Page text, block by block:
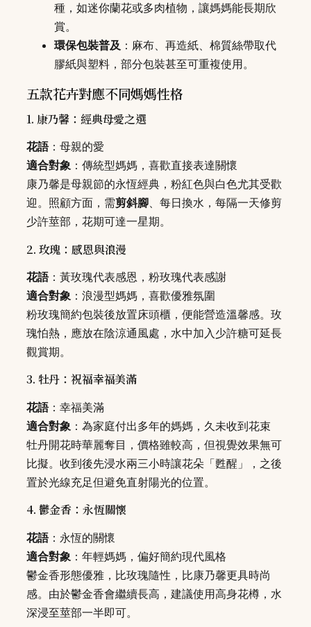
種，如迷你蘭花或多肉植物，讓媽媽能長期欣
賞。
環保包裝普及 ：麻布、再造紙、棉質絲帶取代
膠紙與塑料，部分包裝甚至可重複使用。
五款花卉對應不同媽媽性格
1. 康乃馨：經典母愛之選
花語：母親的愛
適合對象 ：傳統型媽媽，喜歡直接表達關懷
康乃馨是母親節的永恆經典，粉紅色與白色尤其受歡
迎。照顧方面，需剪斜腳、每日換水，每隔一天修剪
少許莖部，花期可達一星期。
2. 玫瑰：感恩與浪漫
花語：黃玫瑰代表感恩，粉玫瑰代表感謝
適合對象 ：浪漫型媽媽，喜歡優雅氛圍
粉玫瑰簡約包裝後放置床頭櫃，便能營造溫馨感。玫
瑰怕熱，應放在陰涼通風處，水中加入少許糖可延長
觀賞期。
3. 牡丹：祝福幸福美滿
花語：幸福美滿
適合對象 ：為家庭付出多年的媽媽，久未收到花束
牡丹開花時華麗奪目，價格雖較高，但視覺效果無可
比擬。收到後先浸水兩三小時讓花朵「甦醒」，之後
置於光線充足但避免直射陽光的位置。
4. 鬱金香：永恆關懷
花語：永恆的關懷
適合對象 ：年輕媽媽，偏好簡約現代風格
鬱金香形態優雅，比玫瑰隨性，比康乃馨更具時尚
感。由於鬱金香會繼續長高，建議使用高身花樽，水
深浸至莖部一半即可。